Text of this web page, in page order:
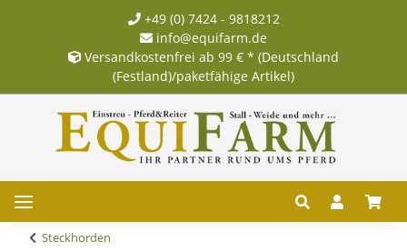
+49 (0) 7424 - 9818212
info@equifarm.de
Versandkostenfrei ab 99 € * (Deutschland
(Festland)/paketfähige Artikel)
Steckhorden